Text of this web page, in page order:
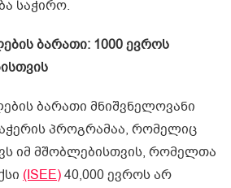
საჭირო.
ბარათი: 1000 ევროს
ბარათი მნიშვნელოვანი
პროგრამაა, რომელიც
იმ მშობლებისთვის, რომელთა
(ISEE)40,000 ევროს არ